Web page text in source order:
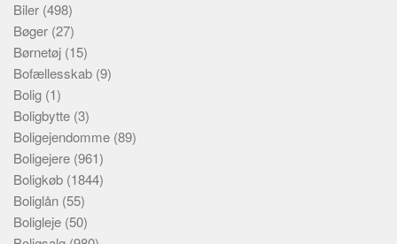
Biler (498)
Bøger (27)
Børnetøj (15)
Bofællesskab (9)
Bolig (1)
Boligbytte (3)
Boligejendomme (89)
Boligejere (961)
Boligkøb (1844)
Boliglån (55)
Boligleje (50)